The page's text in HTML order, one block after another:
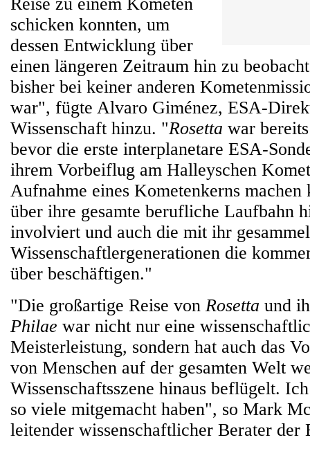
schicken konnten, um
dessen Entwicklung über
einen längeren Zeitraum hin zu
bisher bei keiner anderen
war", fügte Alvaro Giménez, ESA-
Wissenschaft hinzu. "Rosetta war
bevor die erste interplanetare ESA-
ihrem Vorbeiflug am Halleyschen
Aufnahme eines Kometenkerns
über ihre gesamte berufliche Laufbahn
involviert und auch die mit ihr
Wissenschaftlergenerationen die
über beschäftigen."
"Die großartige Reise von Rosetta und
Philae war nicht nur eine
Meisterleistung, sondern hat auch das
von Menschen auf der gesamten Welt
Wissenschaftsszene hinaus beflügelt.
so viele mitgemacht haben", so Mark
leitender wissenschaftlicher Berater der